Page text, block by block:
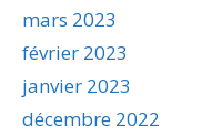
mars 2023
février 2023
janvier 2023
décembre 2022